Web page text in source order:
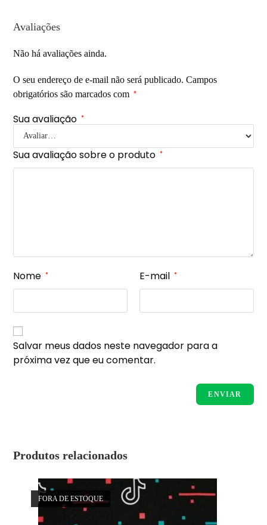
Avaliações
Não há avaliações ainda.
O seu endereço de e-mail não será publicado. Campos
obrigatórios são marcados com
*
Sua avaliação *
Sua avaliação sobre o produto *
Nome * E-mail *
Salvar meus dados neste navegador para a
próxima vez que eu comentar.
Produtos relacionados
FORA DE ESTOQUE